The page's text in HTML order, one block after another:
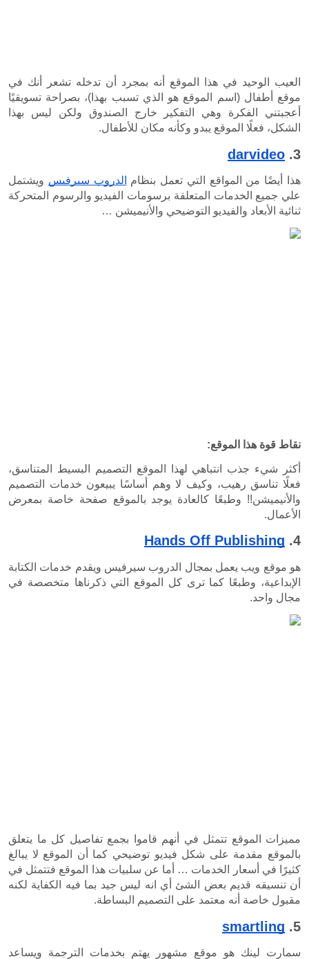
العيب الوحيد في هذا الموقع أنه بمجرد أن تدخله تشعر أنك في
موقع أطفال (اسم الموقع هو الذي تسبب بهذا)، بصراحة تسويقيًا
أعجبتني الفكرة وهي التفكير خارج الصندوق ولكن ليس بهذا
وكأنه مكان للأطفال.
تعمل بنظام الدروب سيرفيس
ويشتمل
والأنيميشن …
أكثر شيء جذب انتباهي لهذا الموقع التصميم البسيط المتناسق،
فعلًا تناسق رهيب، وكيف لا وهم أساسًا يبيعون خدمات التصميم
والأنيميشن!! وطبعًا كالعادة يوجد بالموقع صفحة خاصة بمعرض
Hands
هو موقع ويب يعمل بمجال الدروب سيرفيس ويقدم خدمات الكتابة
الإبداعية، وطبعًا كما ترى كل الموقع التي ذكرناها متخصصة في
مميزات الموقع تتمثل في أنهم قاموا بجمع تفاصيل كل ما يتعلق
بالموقع مقدمة على شكل فيديو توضيحي كما أن الموقع لا يبالغ
كثيرًا في أسعار الخدمات … أما عن سلبيات هذا الموقع فتتمثل في
أن تنسيقه قديم بعض الشئ أي انه ليس جيد بما فيه الكفاية لكنه
التصميم البساطة.
سمارت لينك هو موقع مشهور يهتم بخدمات الترجمة ويساعد